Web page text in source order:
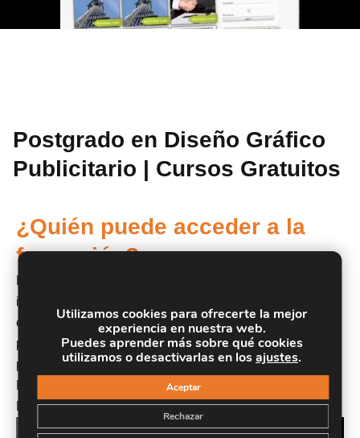
Postgrado en Diseño Gráfico
Publicitario | Cursos Gratuitos
¿Quién puede acceder a la
formación?
interesadas en el mundo del diseño gráfico publicitario
en general, con o sin conocimientos previos. También
puede resultar interesante para aquellos usuarios de
programas como Photoshop, Indesign, Illustrator,
Freehand, CorelDraw, Pagemaker, Quarkxpress, y
Fireworks.
Utilizamos cookies para ofrecerte la mejor
experiencia en nuestra web.
Puedes aprender más sobre qué cookies
utilizamos o desactivarlas en losajustes.
Aceptar
Rechazar